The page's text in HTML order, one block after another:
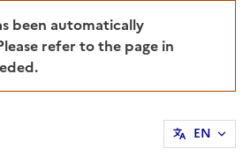
refer to the page in
EN